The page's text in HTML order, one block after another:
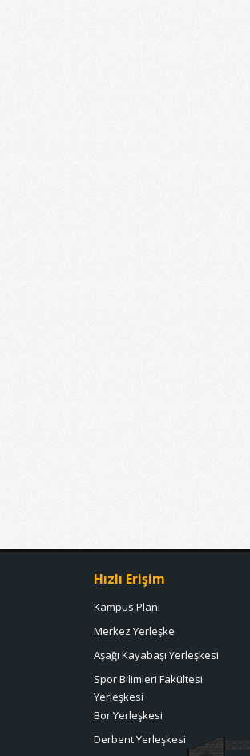
Hızlı Erişim
Kampus Planı
Merkez Yerleşke
Aşağı Kayabaşı Yerleşkesi
Spor Bilimleri Fakültesi
Yerleşkesi
Bor Yerleşkesi
Derbent Yerleşkesi